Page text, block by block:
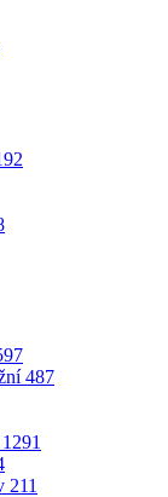
487
211